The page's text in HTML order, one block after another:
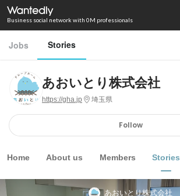
Business social network with 0M professionals
Jobs Stories
あおいとり株式会社
https://gha.jp 埼玉県
Follow
Home About us Members Stories
あおいとり株式会社